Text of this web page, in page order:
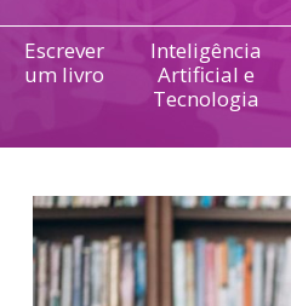
Escrever
um livro
Inteligência
Artificial e
Tecnologia